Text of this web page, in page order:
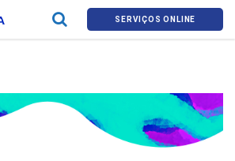
SERVIÇOS ONLINE